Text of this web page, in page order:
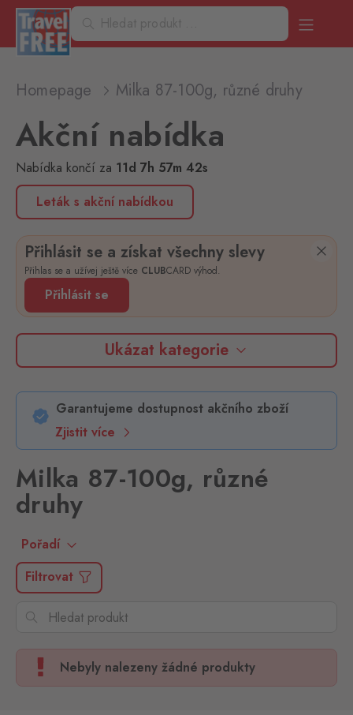
Homepage Milka 87-100g, různé druhy
Akční nabídka
Nabídka končí za 11d 7h 57m 42s
Leták s akční nabídkou
Přihlásit se a získat všechny slevy
Přihlas se a užívej ještě více CLUBCARD výhod.
Přihlásit se
Ukázat kategorie
Garantujeme dostupnost akčního zboží
Zjistit více
Milka 87-100g, různé
druhy
Pořadí
Filtrovat
Nebyly nalezeny žádné produkty